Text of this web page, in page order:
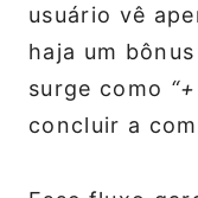
usuário vê
haja um
surge como
concluir a